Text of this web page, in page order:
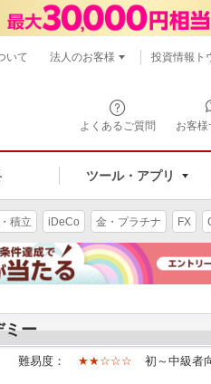
よくあるご質問 お客様
ツール・アプリ
いて 法人のお客様 投資情報ト
積立 iDeCo 金・プラチナ FX
ミー
難易度： ★★☆☆☆ 初～中級者